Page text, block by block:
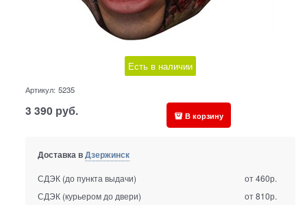
Есть в наличии
Артикул: 5235
3 390 руб. В корзину
Доставка вДзержинск
СДЭК (до пункта выдачи)
от 460р.
СДЭК (курьером до двери)
от 810р.